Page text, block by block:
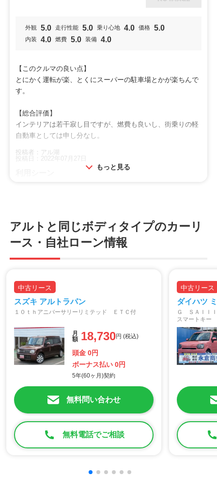
外観 5.0 走行性能 5.0 乗り心地 4.0 価格 5.0
内装 4.0 燃費 5.0 装備 4.0
【このクルマの良い点】
とにかく運転が楽、とくにスーパーの駐車場とかが楽ちんで
す。
【総合評価】
インテリアは若干寂し目ですが、燃費も良いし、街乗りの軽
自動車としては申し分なし。
投稿者：アル湖
投稿日：2022年07月27日
シニア ファミリー
もっと見る
アルトと同じボディタイプのカーリ
ース・自社ローン情報
中古リース
スズキ アルトラパン
１０ｔｈアニバーサリーリミテッド ＥＴＣ付
月
額 18,730円 (税込)
頭金 0円
ボーナス払い 0円
5年(60ヶ月)契約
無料問い合わせ
無料電話でご相談
中古リース
ダイハツ
Ｇ ＳＡＩＩ
スマートキー
ドライト ス
アイドリング